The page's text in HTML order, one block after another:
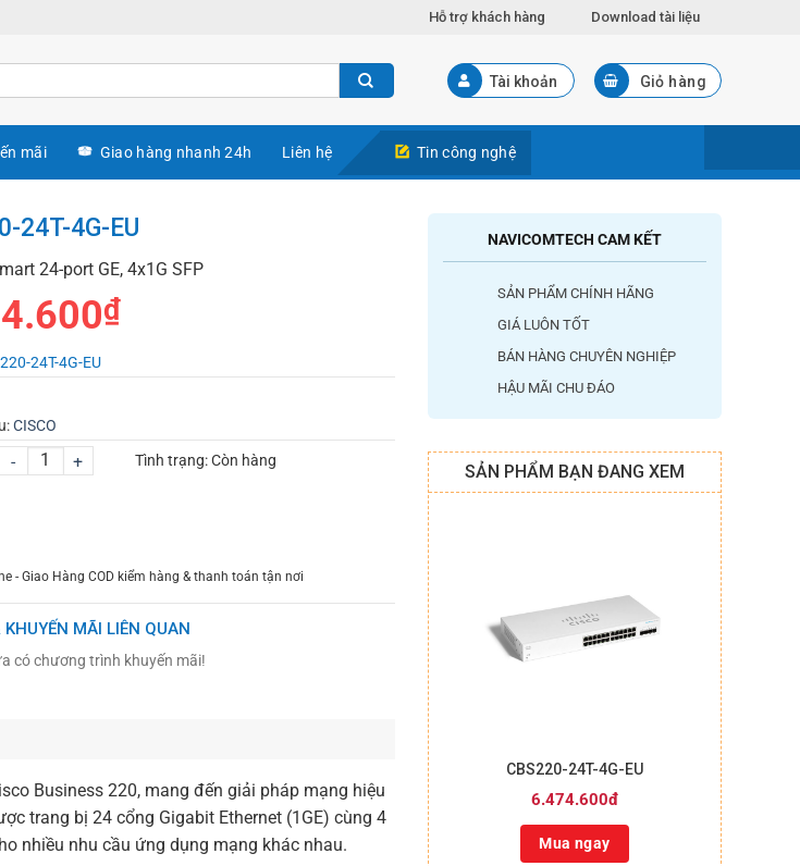
Hỗ trợ khách hàng Download tài liệu
Tài khoản Giỏ hàng
mãi Giao hàng nhanh 24h Liên hệ Tin công nghệ
NAVICOMTECH CAM KẾT
SẢN PHẨM CHÍNH HÃNG
GIÁ LUÔN TỐT
BÁN HÀNG CHUYÊN NGHIỆP
HẬU MÃI CHU ĐÁO
SẢN PHẨM BẠN ĐANG XEM
CBS220-24T-4G-EU
6.474.600đ
Mua ngay
24T-4G-EU
24-port GE, 4x1G SFP
₫
24T-4G-EU
CISCO
- + Tình trạng:Còn hàng
- Giao Hàng COD kiểm hàng & thanh toán tận nơi
KHUYẾN MÃI LIÊN QUAN
có chương trình khuyến mãi!
Business 220, mang đến giải pháp mạng hiệu
trang bị 24 cổng Gigabit Ethernet (1GE) cùng 4
nhiều nhu cầu ứng dụng mạng khác nhau.